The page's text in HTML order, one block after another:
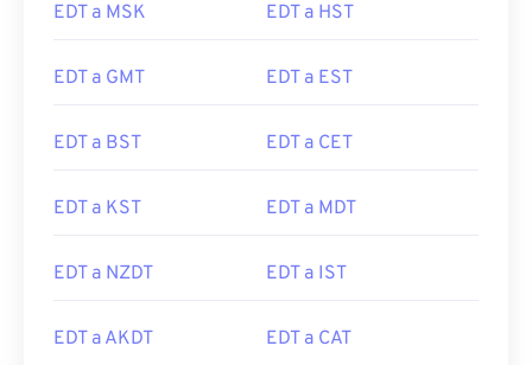
EDT a MSK EDT a HST
EDT a GMT EDT a EST
EDT a BST EDT a CET
EDT a KST EDT a MDT
EDT a NZDT EDT a IST
EDT a AKDT EDT a CAT